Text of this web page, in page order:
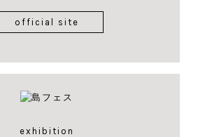
official site
exhibition